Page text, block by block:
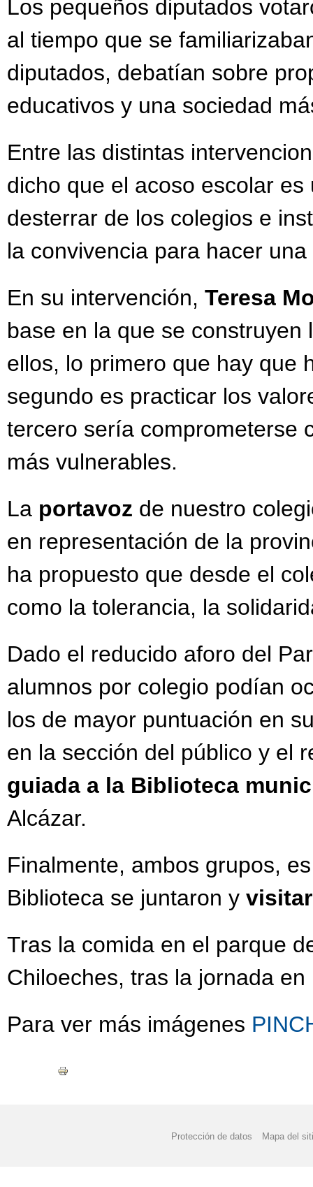
Los pequeños diputados
al tiempo que se
diputados, debatían sobre
educativos y una sociedad
Entre las distintas
dicho que el acoso escolar
desterrar de los colegios e
la convivencia para hacer
En su intervención, Teresa
base en la que se
ellos, lo primero que hay que
segundo es practicar los
tercero sería comprometerse
más vulnerables.
La portavoz de nuestro
en representación de la
ha propuesto que desde el
como la tolerancia, la
Dado el reducido aforo del
alumnos por colegio podían
los de mayor puntuación en
en la sección del público y el
guiada a la Biblioteca
Alcázar.
Finalmente, ambos grupos,
Biblioteca se juntaron y
Tras la comida en el parque
Chiloeches, tras la jornada
Para ver más imágenes
Protección de datos Mapa del